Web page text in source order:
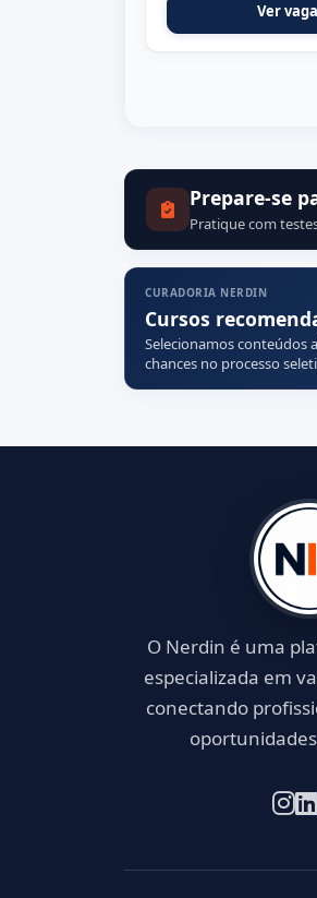
Ver vaga
Prepare-se
Pratique com
CURADORIA NERDIN
Cursos
Selecionamos conteúdos
chances no processo
O Nerdin é uma
especializada em
conectando